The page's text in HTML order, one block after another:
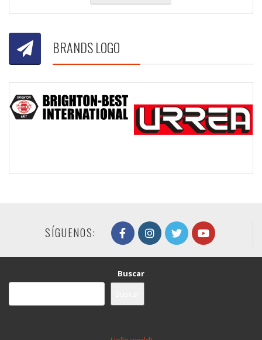
BRANDS LOGO
SÍGUENOS:
Buscar